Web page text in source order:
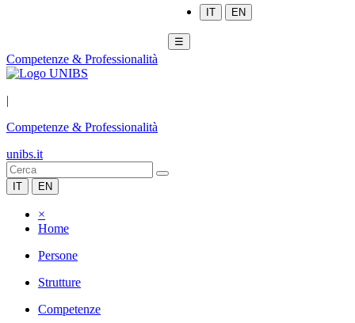
IT EN
☰
Competenze & Professionalità
|
Competenze & Professionalità
unibs.it
IT EN
×
Home
Persone
Strutture
Competenze